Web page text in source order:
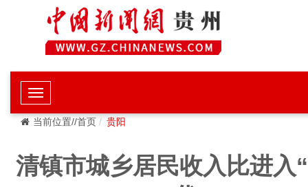
当前位置//首页 贵阳
清镇市城乡居民收入比进入